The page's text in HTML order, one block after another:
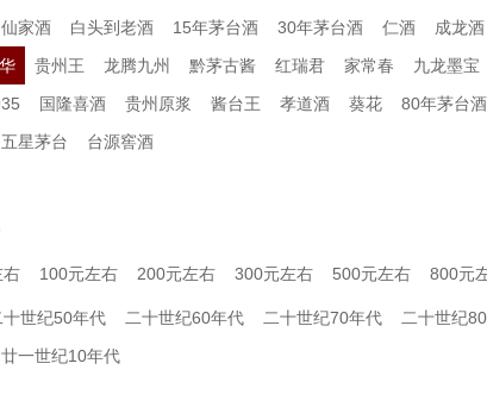
仙家酒 白头到老酒 15年茅台酒 30年茅台酒 仁酒 成龙酒
贵州王 龙腾九州 黔茅古酱 红瑞君 家常春 九龙墨宝
国隆喜酒 贵州原浆 酱台王 孝道酒 葵花 80年茅台酒
五星茅台 台源窖酒
右 100元左右 200元左右 300元左右 500元左右 800元
十世纪50年代 二十世纪60年代 二十世纪70年代 二十世纪
廿一世纪10年代